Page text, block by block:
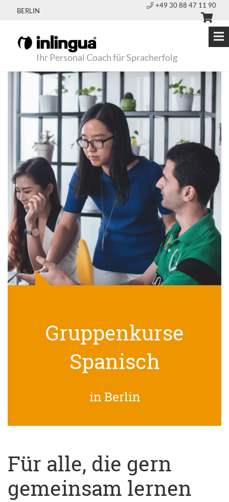
BERLIN
+49 30 88 47 11 90
Ihr Personal Coach für Spracherfolg
Gruppenkurse
Spanisch
in Berlin
Für alle, die gern
gemeinsam lernen